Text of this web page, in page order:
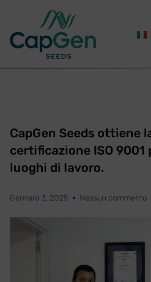
CapGen Seeds ottiene
certificazione ISO 9001
luoghi di lavoro.
Gennaio 3, 2025 Nessun commento